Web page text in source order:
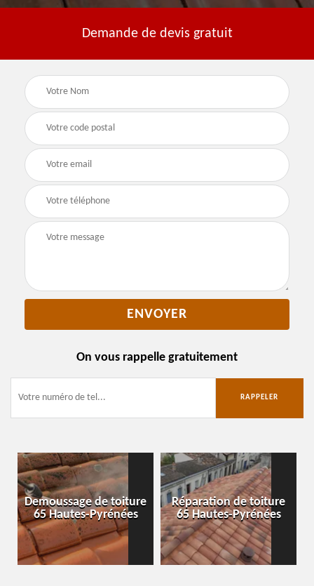
Demande de devis gratuit
On vous rappelle gratuitement
Réparation de toiture
65 Hautes-Pyrénées
Isolation de toiture 65
Hautes-Pyrénées